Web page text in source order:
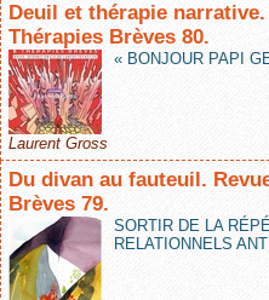
Deuil et thérapie
Thérapies Brèves 80.
« BONJOUR PAPI
Laurent Gross
Du divan au fauteuil.
Brèves 79.
SORTIR DE LA
RELATIONNELS